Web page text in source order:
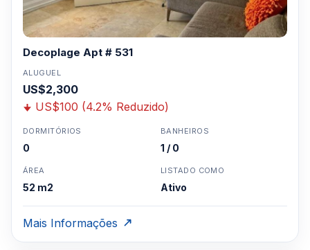
Decoplage Apt # 531
ALUGUEL
US$2,300
US$100 (4.2% Reduzido)
DORMITÓRIOS
0
BANHEIROS
1 / 0
ÁREA
52 m2
LISTADO COMO
Ativo
Mais Informações